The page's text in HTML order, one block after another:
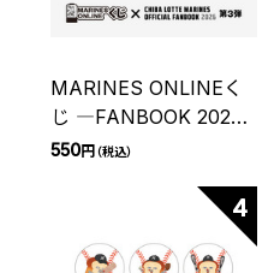
MARINES ONLINEく
じ ―FANBOOK 2026
第3弾― チケット
550円（税込）
4